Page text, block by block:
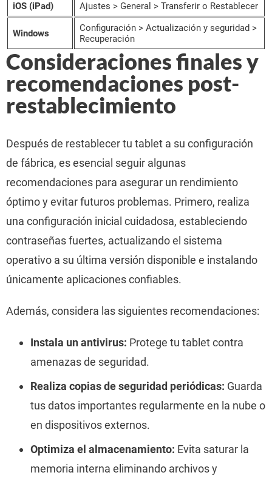
iOS (iPad)
Ajustes > General > Transferir o Restablecer
Windows
Configuración > Actualización y seguridad >
Recuperación
Consideraciones finales y
recomendaciones post-
restablecimiento
Después de restablecer tu tablet a su configuración
de fábrica, es esencial seguir algunas
recomendaciones para asegurar un rendimiento
óptimo y evitar futuros problemas. Primero, realiza
una configuración inicial cuidadosa, estableciendo
contraseñas fuertes, actualizando el sistema
operativo a su última versión disponible e instalando
únicamente aplicaciones confiables.
Además, considera las siguientes recomendaciones:
Instala un antivirus: Protege tu tablet contra
amenazas de seguridad.
Realiza copias de seguridad periódicas: Guarda
tus datos importantes regularmente en la nube o
en dispositivos externos.
Optimiza el almacenamiento: Evita saturar la
memoria interna eliminando archivos y